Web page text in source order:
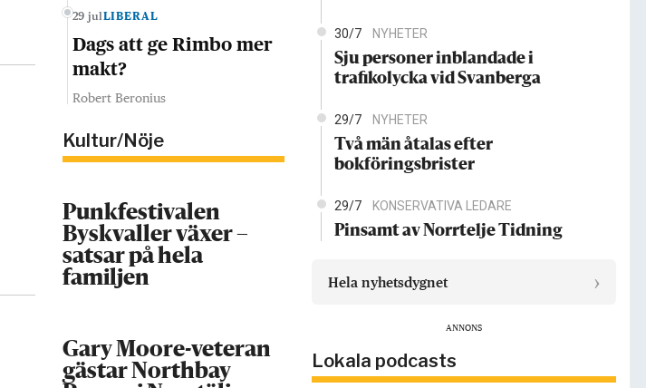
29 julLIBERAL
Dags att ge Rimbo mer
makt?
Robert Beronius
Kultur/Nöje
Punkfestivalen
Byskvaller växer –
satsar på hela
familjen
Gary Moore-veteran
gästar Northbay
30/7 NYHETER
Sju personer inblandade i
trafikolycka vid Svanberga
29/7 NYHETER
Två män åtalas efter
bokföringsbrister
29/7 KONSERVATIVA LEDARE
Pinsamt av Norrtelje Tidning
Hela nyhetsdygnet ›
ANNONS
Lokala podcasts